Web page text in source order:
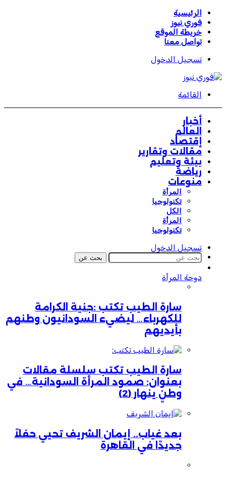
الرئيسية
فوري نيوز
خريطة الموقع
تواصل معنا
تسجيل الدخول
القائمة
أخبار
العالم
إقتصاد
مقالات وتقارير
بيئة وتعليم
رياضة
منوعات
المرأة
تكنولوجيا
الكل
المرأة
تكنولوجيا
تسجيل الدخول
بحث عن
دوحة المرأة
سارة الطيب تكتب :جنية الكرامة
للكهرباء… ليضيء السودانيون وطنهم
بأيديهم
سارة الطيب تكتب سلسلة مقالات
بعنوان: صمود المرأة السودانية… في
وطنٍ ينهار (2)
بعد غياب.. إيمان الشريف تحيي حفلاً
جديدًا في القاهرة